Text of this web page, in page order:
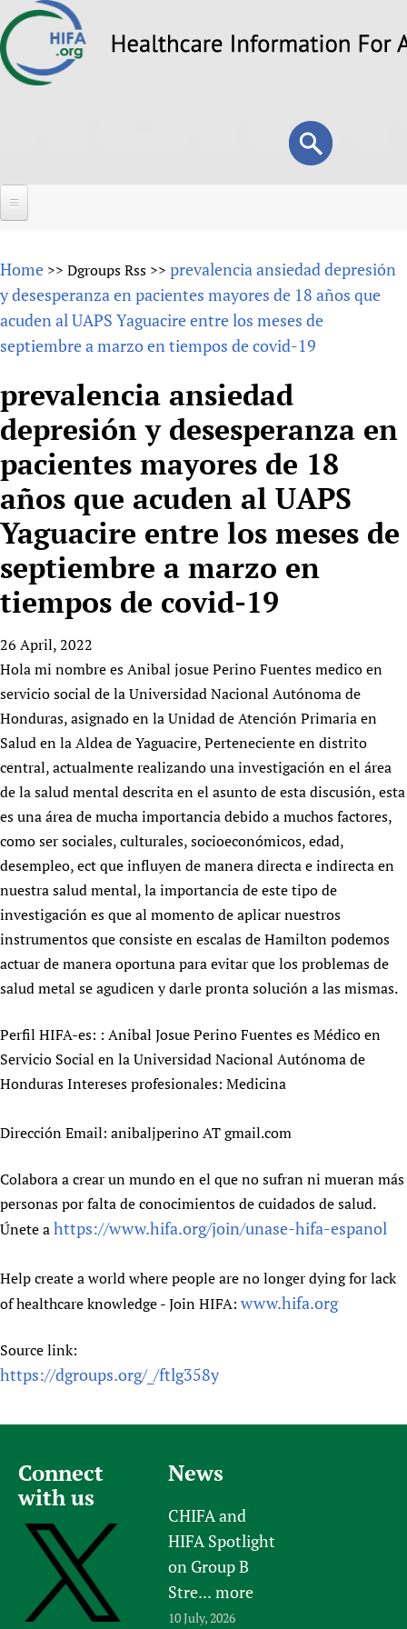
to
Search
form
Search
About
Overview
Why HIFA is needed
Vision and Strategy
HIFA, Universal Health Coverage and Human Rights
HIFA in Official Relations with WHO
Achievements
Testimonials
HIFA Voices database
HIFA & global health CoPs
Publications
Forums
How to use the HIFA forums
CHIFA (child health and rights)
HIFA-French
HIFA-Portuguese
HIFA-Spanish
HIFA-Zambia 2011-2024
New! SPOTLIGHTS
Evidence-informed policy
mHealth
Open access
Substance use disorders
*Sponsorship opportunities
Citizens, Parents and Children
Evidence-Informed Policy and Practice
Library and Information Services
Community Health Workers
Multilingualism
Prescribers and users of medicines
Evaluating Impact
Mobile HIFA (mHIFA)
*Completed projects
Access to Health Research
Astana Declaration+
Communicating health research
COVID-19
Essential Health Services and COVID-19
Family Planning
Health Partnerships
Learning for Quality Health Services
Newborn Care
People
Country representatives
List view
Fundraising Working Group
Main Steering Group
Members
Partnerships and Projects
Social Media Working Group
Staff
Volunteers
Support
Collaborate
Contact us
Donate
HIFA Appeal
How you can help
Link to us
Partners
Supporting Organisations
List view
News
Forum Messages
Join
Join HIFA
Join CHIFA (child health and rights)
Junte-se ao HIFA-Portuguese
Rejoignez HIFA-Français
Únase a HIFA-Español
Home >> Dgroups Rss >> prevalencia ansiedad depresión
y desesperanza en pacientes mayores de 18 años que
acuden al UAPS Yaguacire entre los meses de
septiembre a marzo en tiempos de covid-19
prevalencia ansiedad
depresión y desesperanza en
pacientes mayores de 18
años que acuden al UAPS
Yaguacire entre los meses de
septiembre a marzo en
tiempos de covid-19
26 April, 2022
Hola mi nombre es Anibal josue Perino Fuentes medico en
servicio social de la Universidad Nacional Autónoma de
Honduras, asignado en la Unidad de Atención Primaria en
Salud en la Aldea de Yaguacire, Perteneciente en distrito
central, actualmente realizando una investigación en el área
de la salud mental descrita en el asunto de esta discusión, esta
es una área de mucha importancia debido a muchos factores,
como ser sociales, culturales, socioeconómicos, edad,
desempleo, ect que influyen de manera directa e indirecta en
nuestra salud mental, la importancia de este tipo de
investigación es que al momento de aplicar nuestros
instrumentos que consiste en escalas de Hamilton podemos
actuar de manera oportuna para evitar que los problemas de
salud metal se agudicen y darle pronta solución a las mismas.
Perfil HIFA-es: : Anibal Josue Perino Fuentes es Médico en
Servicio Social en la Universidad Nacional Autónoma de
Honduras Intereses profesionales: Medicina
Dirección Email: anibaljperino AT gmail.com
Colabora a crear un mundo en el que no sufran ni mueran más
personas por falta de conocimientos de cuidados de salud.
Únete ahttps://www.hifa.org/join/unase-hifa-espanol
Help create a world where people are no longer dying for lack
of healthcare knowledge - Join HIFA: www.hifa.org
Source link:
https://dgroups.org/_/ftlg358y
Connect
with us
News
CHIFA and
HIFA Spotlight
on Group B
Stre... more
10 July, 2026